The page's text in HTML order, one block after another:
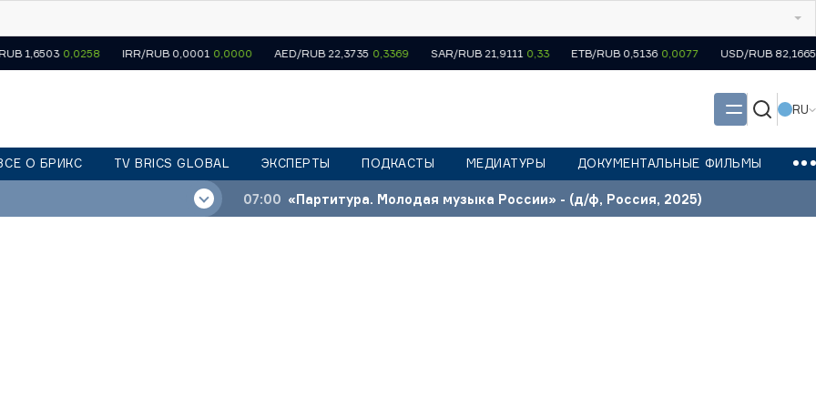
0,0258 IRR/RUB 0,0001 0,0000 AED/RUB 22,3735 0,3369 SAR/RUB 21,9111 0,33 ETB/RUB 0,5136 0,0077 USD/RUB 82,1665 1,2372
RU
О БРИКС TV BRICS GLOBAL ЭКСПЕРТЫ ПОДКАСТЫ МЕДИАТУРЫ ДОКУМЕНТАЛЬНЫЕ ФИЛЬМЫ
07:00 «Партитура. Молодая музыка России» - (д/ф, Россия, 2025)